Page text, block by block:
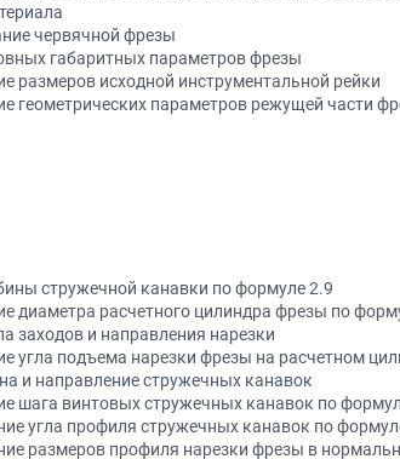
червячной фрезы
габаритных параметров фрезы
размеров исходной инструментальной рейки
геометрических параметров режущей части
стружечной канавки по формуле 2.9
диаметра расчетного цилиндра фрезы по
заходов и направления нарезки
угла подъема нарезки фрезы на расчетном
и направление стружечных канавок
шага винтовых стружечных канавок по
угла профиля стружечных канавок по
размеров профиля нарезки фрезы в